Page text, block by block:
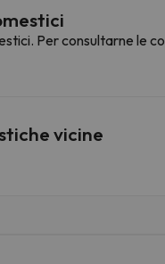
Per consultarne le
vicine